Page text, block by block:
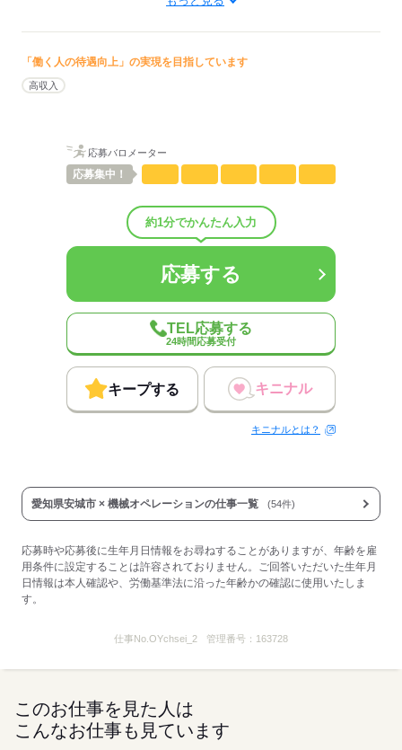
こまめな水分補給の時間をしっかり確保するなど、
鋳造（ちゅうぞう）課
男女比（男6：女4）
応募する
「働く人の待遇向上」の実現を目指しています
高収入
応募バロメーター
応募集中！
約1分でかんたん入力
応募する
TEL応募する
24時間応募受付
キープする キニナル
キニナルとは？
愛知県安城市 × 機械オペレーションの仕事一覧 (54件)
応募時や応募後に生年月日情報をお尋ねすることがありますが、年齢を雇
用条件に設定することは許容されておりません。ご回答いただいた生年月
日情報は本人確認や、労働基準法に沿った年齢かの確認に使用いたしま
す。
仕事No.OYchsei_2 管理番号： 163728
このお仕事を見た人は
こんなお仕事も見ています